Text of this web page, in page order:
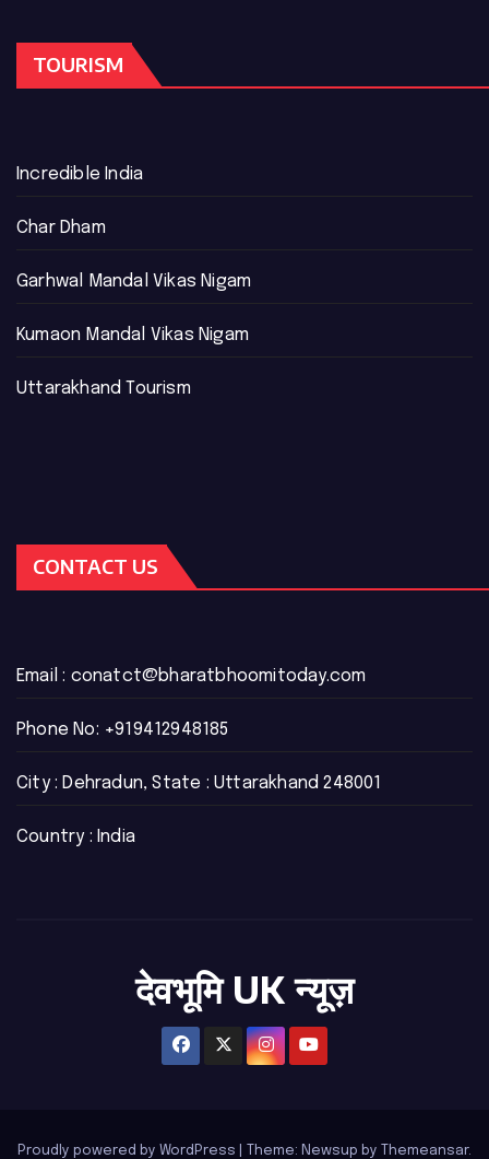
TOURISM
Incredible India
Char Dham
Garhwal Mandal Vikas Nigam
Kumaon Mandal Vikas Nigam
Uttarakhand Tourism
CONTACT US
Email : conatct@bharatbhoomitoday.com
Phone No: +919412948185
City : Dehradun, State : Uttarakhand 248001
Country : India
देवभूमि UK न्यूज़
Proudly powered by WordPress Theme: Newsup by Themeansar.